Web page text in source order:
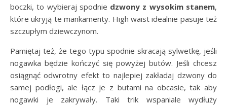
boczki, to wybieraj spodnie dzwony z wysokim stanem,
które ukryją te mankamenty. High waist idealnie pasuje też
szczupłym dziewczynom.
Pamiętaj też, że tego typu spodnie skracają sylwetkę, jeśli
nogawka będzie kończyć się powyżej butów. Jeśli chcesz
osiągnąć odwrotny efekt to najlepiej zakładaj dzwony do
samej podłogi, ale łącz je z butami na obcasie, tak aby
nogawki je zakrywały. Taki trik wspaniale wydłuży